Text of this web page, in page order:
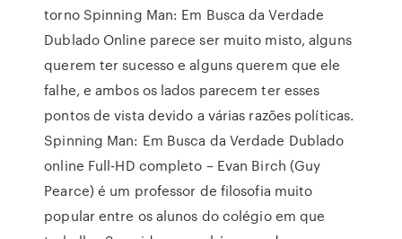
torno Spinning Man: Em Busca da Verdade
Dublado Online parece ser muito misto, alguns
querem ter sucesso e alguns querem que ele
falhe, e ambos os lados parecem ter esses
pontos de vista devido a várias razões políticas.
Spinning Man: Em Busca da Verdade Dublado
online Full-HD completo – Evan Birch (Guy
Pearce) é um professor de filosofia muito
popular entre os alunos do colégio em que